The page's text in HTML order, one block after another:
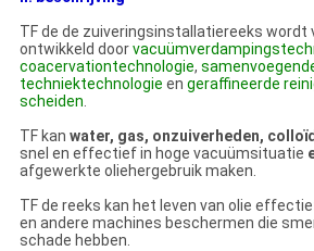
TF de de zuiveringsinstallatiereeks wordt
ontwikkeld door
coacervationtechnologie,
techniektechnologie en geraffineerde
scheiden.
TF kan water, gas, onzuiverheden,
snel en effectief in hoge vacuümsituatie
afgewerkte oliehergebruik maken.
TF de reeks kan het leven van olie
en andere machines beschermen die
schade hebben.